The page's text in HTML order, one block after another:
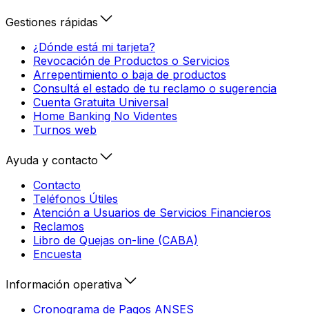
Gestiones rápidas
¿Dónde está mi tarjeta?
Revocación de Productos o Servicios
Arrepentimiento o baja de productos
Consultá el estado de tu reclamo o sugerencia
Cuenta Gratuita Universal
Home Banking No Videntes
Turnos web
Ayuda y contacto
Contacto
Teléfonos Útiles
Atención a Usuarios de Servicios Financieros
Reclamos
Libro de Quejas on-line (CABA)
Encuesta
Información operativa
Cronograma de Pagos ANSES